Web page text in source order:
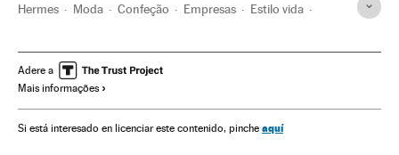
Hermes Moda Confeção Empresas Estilo vida
Adere a
Mais informações
Si está interesado en licenciar este contenido, pinche aquí